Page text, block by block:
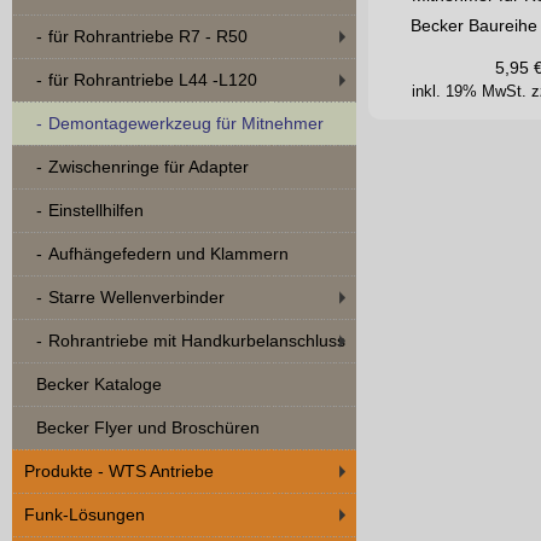
für Rohrantriebe R7 - R50
für Rohrantriebe L44 -L120
Demontagewerkzeug für Mitnehmer
Zwischenringe für Adapter
Einstellhilfen
Aufhängefedern und Klammern
Starre Wellenverbinder
Rohrantriebe mit Handkurbelanschluss
Becker Kataloge
Becker Flyer und Broschüren
Produkte - WTS Antriebe
Funk-Lösungen
Becker
inkl. 19% MwSt.
5,95